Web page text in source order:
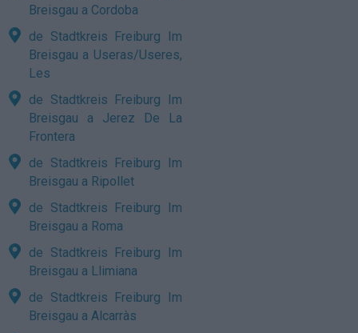
Breisgau a Cordoba
de Stadtkreis Freiburg Im
Breisgau a Useras/Useres,
Les
de Stadtkreis Freiburg Im
Breisgau a Jerez De La
Frontera
de Stadtkreis Freiburg Im
Breisgau a Ripollet
de Stadtkreis Freiburg Im
Breisgau a Roma
de Stadtkreis Freiburg Im
Breisgau a Llimiana
de Stadtkreis Freiburg Im
Breisgau a Alcarràs